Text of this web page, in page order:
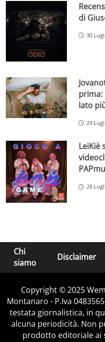
di
30
prima:
lato
29
LeiKiè
28
Chi
siamo
Disclaimer
Copyright © 2025
Montanaro - P.Iva
testata giornalistica, in
alcuna periodicità. Non
prodotto editoriale ai